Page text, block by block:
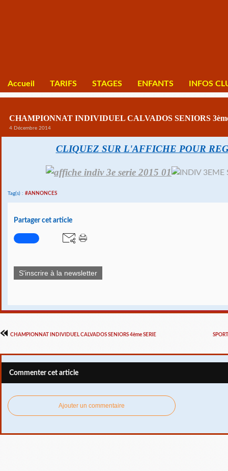
Accueil TARIFS STAGES ENFANTS INFOS
CHAMPIONNAT INDIVIDUEL CALVADOS SENIORS
4 Décembre 2014
CLIQUEZ SUR L'AFFICHE POUR
Tag(s) : #ANNONCES
Partager cet article
S'inscrire à la newsletter
CHAMPIONNAT INDIVIDUEL CALVADOS SENIORS 4ème SERIE
Commenter cet article
Ajouter un commentaire